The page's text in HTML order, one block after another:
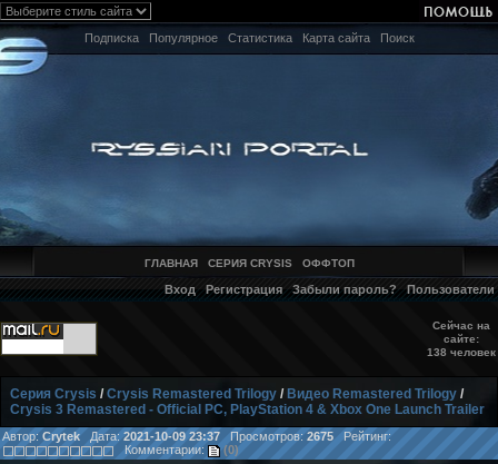
Подписка Популярное Статистика Карта сайта Поиск
ГЛАВНАЯ СЕРИЯ CRYSIS ОФФТОП
Вход Регистрация Забыли пароль? Пользователи
Сейчас на
сайте:
138 человек
Серия Crysis /Crysis Remastered Trilogy / Видео Remastered Trilogy /
Crysis 3 Remastered - Official PC, PlayStation 4 & Xbox One Launch Trailer
Автор: CrytekДата:2021-10-09 23:37 Просмотров:2675Рейтинг:
Комментарии:
(0)